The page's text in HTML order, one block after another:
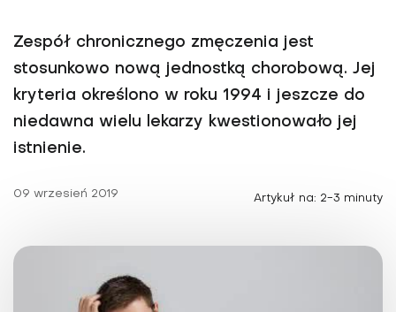
Zespół chronicznego zmęczenia jest
stosunkowo nową jednostką chorobową. Jej
kryteria określono w roku 1994 i jeszcze do
niedawna wielu lekarzy kwestionowało jej
istnienie.
09 wrzesień 2019 Artykuł na: 2-3 minuty